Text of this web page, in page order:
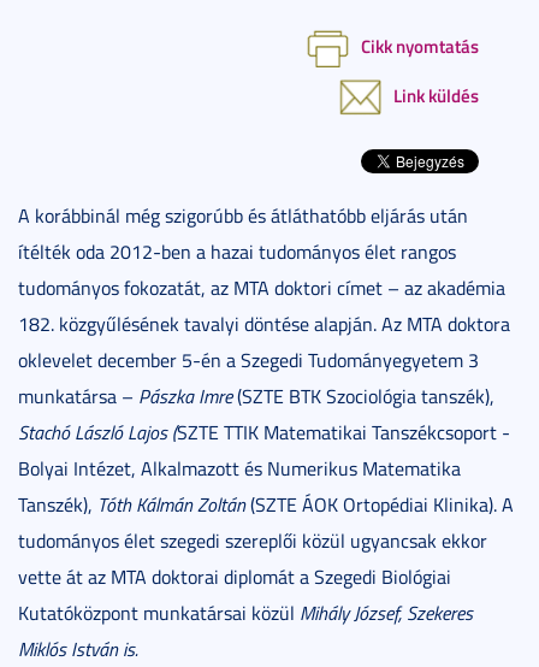
Cikk nyomtatás
Link küldés
A korábbinál még szigorúbb és átláthatóbb eljárás után
ítélték oda 2012-ben a hazai tudományos élet rangos
tudományos fokozatát, az MTA doktori címet – az akadémia
182. közgyűlésének tavalyi döntése alapján. Az MTA doktora
oklevelet december 5-én a Szegedi Tudományegyetem 3
munkatársa – Pászka Imre(SZTE BTK Szociológia tanszék),
Stachó László Lajos (SZTE TTIK Matematikai Tanszékcsoport -
Bolyai Intézet, Alkalmazott és Numerikus Matematika
Tanszék), Tóth Kálmán Zoltán(SZTE ÁOK Ortopédiai Klinika). A
tudományos élet szegedi szereplői közül ugyancsak ekkor
vette át az MTA doktorai diplomát a Szegedi Biológiai
Kutatóközpont munkatársai közül Mihály József, Szekeres
Miklós István is.